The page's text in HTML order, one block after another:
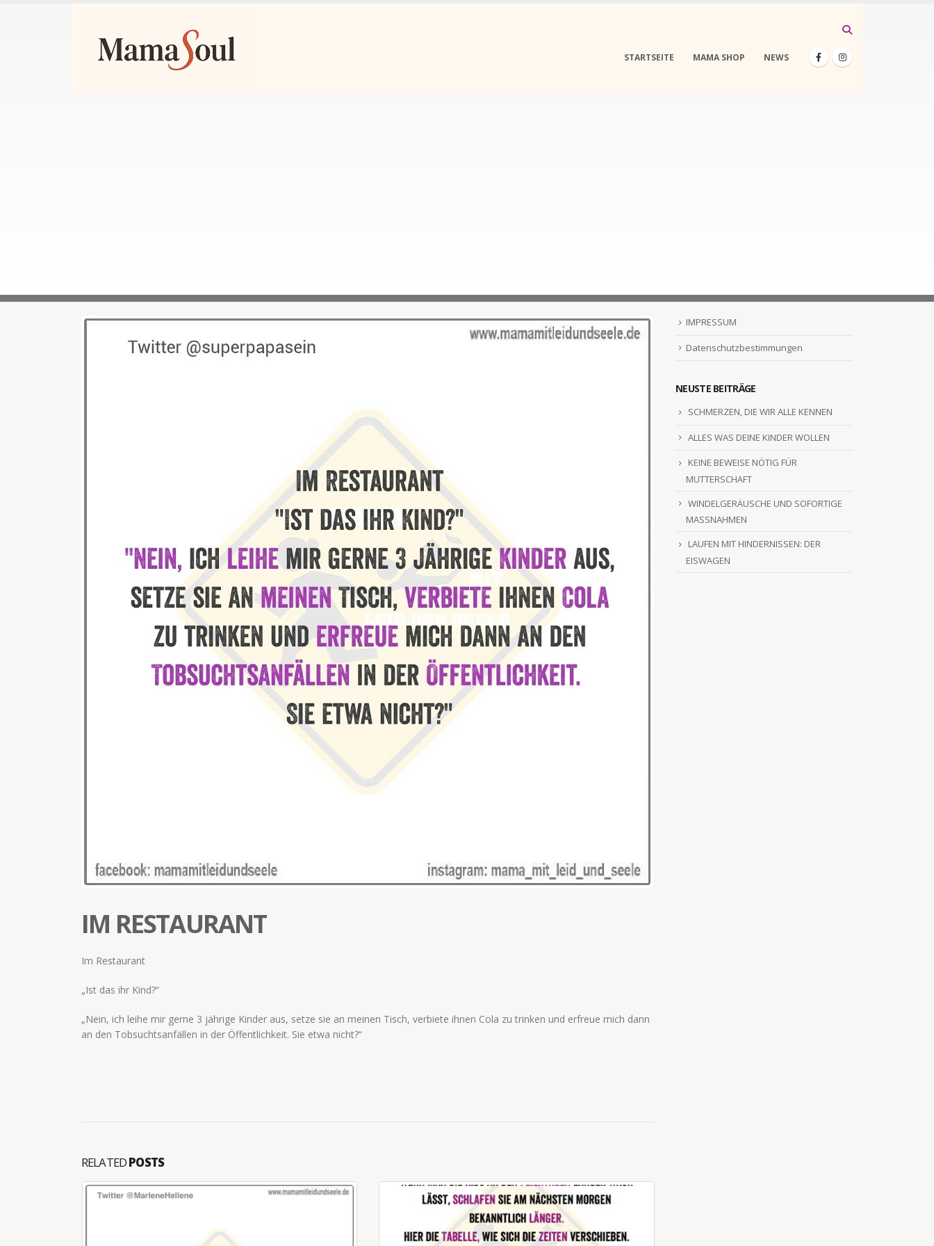
STARTSEITE MAMA SHOP NEWS
IM RESTAURANT
Im Restaurant
„Ist das ihr Kind?“
„Nein, ich leihe mir gerne 3 jährige Kinder aus, setze sie an meinen Tisch, verbiete ihnen Cola zu trinken und erfreue mich dann
an den Tobsuchtsanfällen in der Öffentlichkeit. Sie etwa nicht?“
RELATEDPOSTS
IMPRESSUM
Datenschutzbestimmungen
NEUSTE BEITRÄGE
SCHMERZEN, DIE WIR ALLE KENNEN
ALLES WAS DEINE KINDER WOLLEN
KEINE BEWEISE NÖTIG FÜR
MUTTERSCHAFT
WINDELGERÄUSCHE UND SOFORTIGE
MASSNAHMEN
LAUFEN MIT HINDERNISSEN: DER
EISWAGEN